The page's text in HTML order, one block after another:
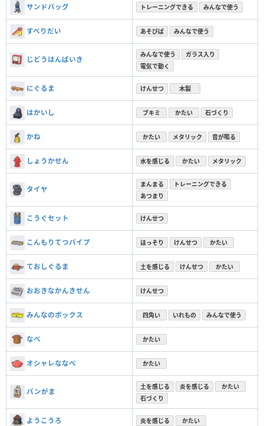
サンドバッグ トレーニングできる みんなで使う
すべりだい あそびば みんなで使う
じどうはんばいき
みんなで使う
ガラス入り
電気で動く
にぐるま けんせつ 木製
はかいし ブキミ かたい 石づくり
かね かたい メタリック 音が鳴る
しょうかせん 水を感じる かたい メタリック
タイヤ
まんまる
トレーニングできる
あつまり
こうぐセット けんせつ
こんもりてつパイプ ほっそり けんせつ かたい
ておしぐるま 土を感じる けんせつ かたい
おおきなかんきせん けんせつ
みんなのボックス 四角い いれもの みんなで使う
なべ かたい
オシャレななべ かたい
パンがま
土を感じる 炎を感じる
かたい
石づくり
ようこうろ 炎を感じる かたい